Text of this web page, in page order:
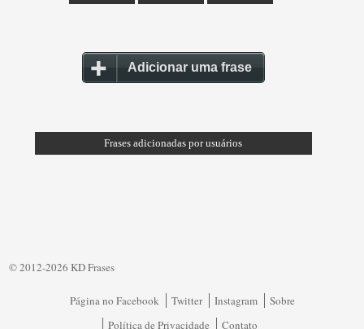
Adicionar uma frase
Frases adicionadas por usuários
© 2012-2026 KD Frases
Página no Facebook Twitter Instagram
Sobre
Política de Privacidade
Contato